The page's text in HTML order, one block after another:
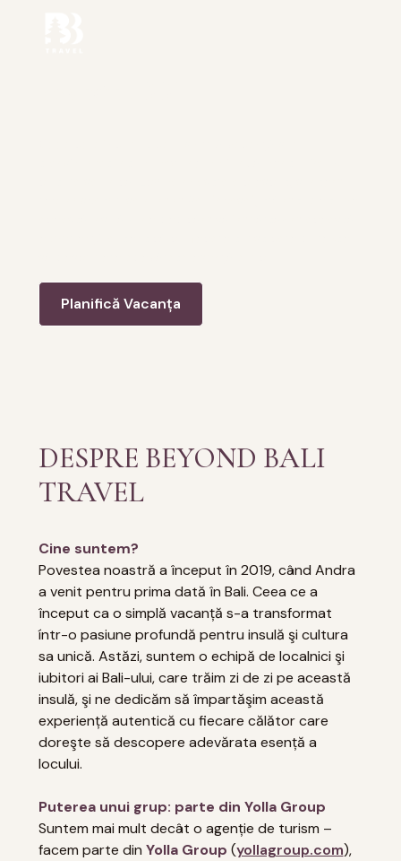
Planifică Vacanța
DESPRE BEYOND BALI
TRAVEL
Cine suntem?
Povestea noastră a început în 2019, când Andra
a venit pentru prima dată în Bali. Ceea ce a
început ca o simplă vacanță s-a transformat
íntr-o pasiune profundă pentru insulă şi cultura
sa unică. Astăzi, suntem o echipă de localnici şi
iubitori ai Bali-ului, care trăim zi de zi pe această
insulă, şi ne dedicăm să împartăşim această
experiență autentică cu fiecare călător care
doreşte să descopere adevărata esență a
locului.
Puterea unui grup: parte din Yolla Group
Suntem mai mult decât o agenție de turism –
facem parte din Yolla Group (yollagroup.com),